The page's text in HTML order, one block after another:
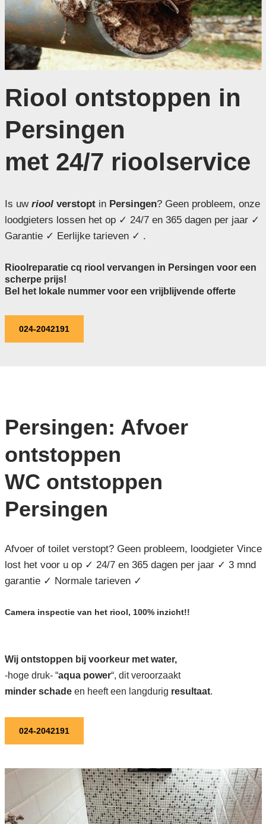
Riool ontstoppen in
Persingen
met 24/7 rioolservice
Is uw rioolverstoptin Persingen? Geen probleem, onze
loodgieters lossen het op ✓ 24/7 en 365 dagen per jaar ✓
Garantie ✓ Eerlijke tarieven ✓ .
Rioolreparatie cq riool vervangen in Persingen voor een
scherpe prijs!
Bel het lokale nummer voor een vrijblijvende offerte
024-2042191
Persingen: Afvoer
ontstoppen
WC ontstoppen
Persingen
Afvoer of toilet verstopt? Geen probleem, loodgieter Vince
lost het voor u op ✓ 24/7 en 365 dagen per jaar ✓ 3 mnd
garantie ✓ Normale tarieven ✓
Camera inspectie van het riool, 100% inzicht!!
Wij ontstoppen bij voorkeur met water,
-hoge druk- “aqua power“, dit veroorzaakt
minder schadeen heeft een langdurig resultaat.
024-2042191